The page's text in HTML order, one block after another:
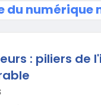
du
: piliers de